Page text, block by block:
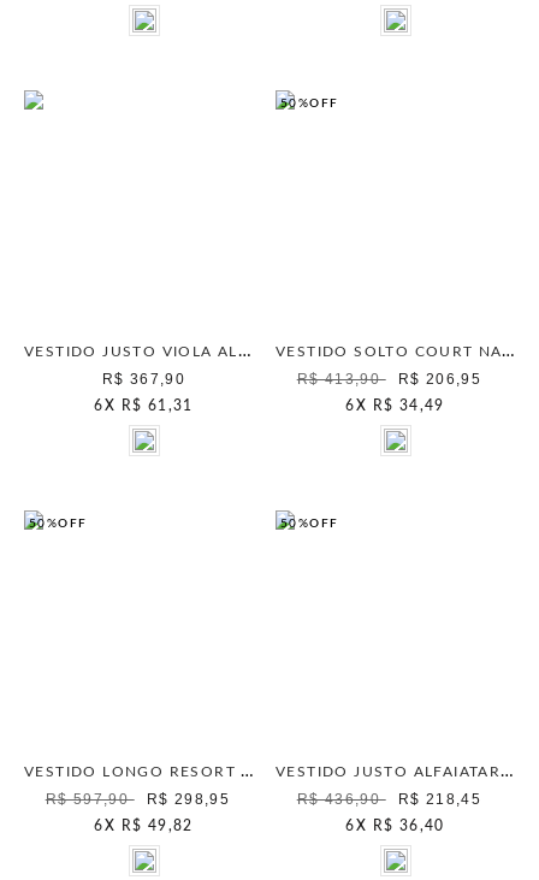
VESTIDO JUSTO VIOLA ALGA MARINHA
R$ 367,90
6 X R$ 61,31
50%OFF
VESTIDO SOLTO COURT NATURAL
R$ 413,90
R$ 206,95
6 X R$ 34,49
50%OFF
VESTIDO LONGO RESORT CHIC VERDE CANA
R$ 597,90
R$ 298,95
6 X R$ 49,82
50%OFF
VESTIDO JUSTO ALFAIATARIA VERDE CANA
R$ 436,90
R$ 218,45
6 X R$ 36,40